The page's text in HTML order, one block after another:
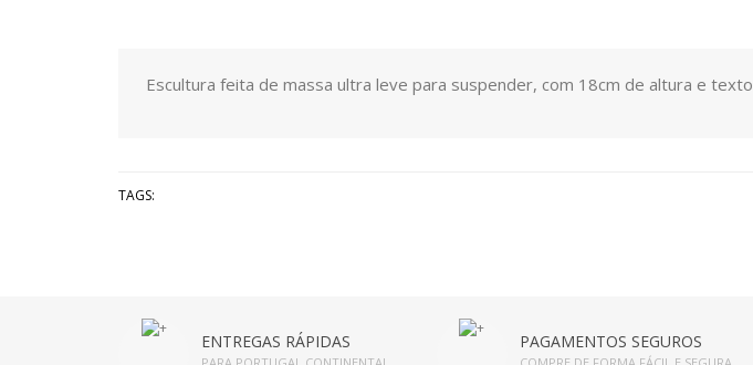
Escultura feita de massa ultra leve para suspender, com 18cm de altura e texto
TAGS:
ENTREGAS RÁPIDAS PAGAMENTOS SEGUROS